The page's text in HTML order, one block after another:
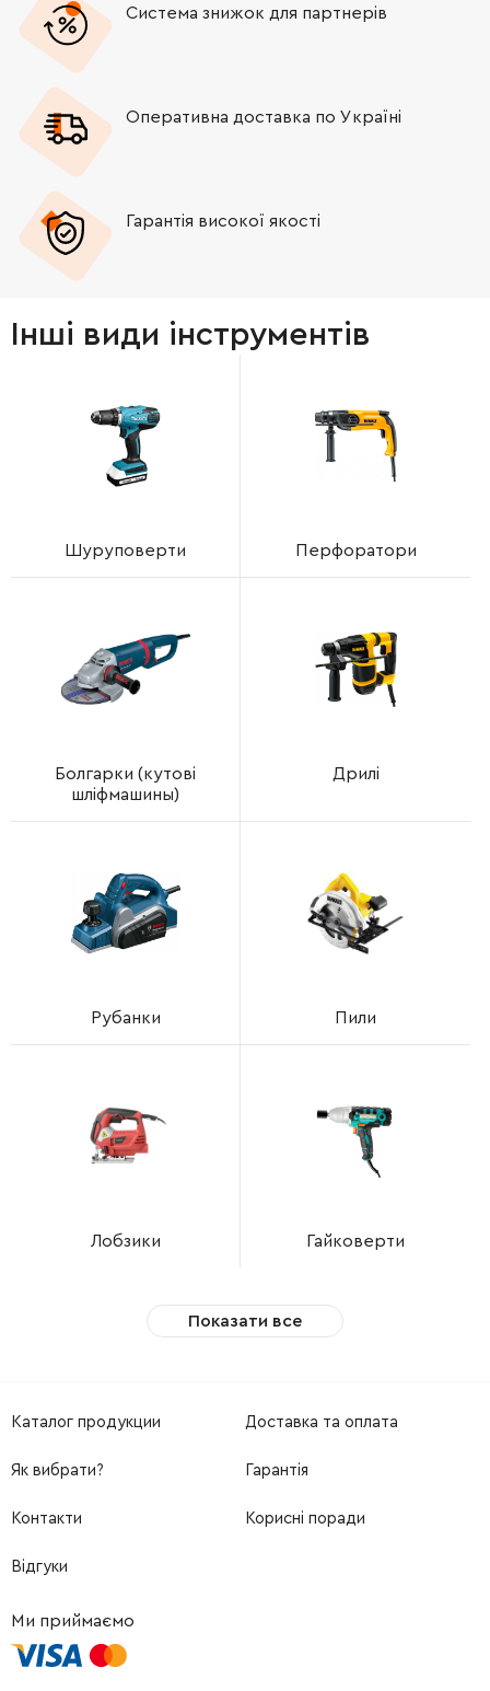
Система знижок для партнерів
Оперативна доставка по Україні
Гарантія високої якості
Інші види інструментів
Шуруповерти Перфоратори
Болгарки (кутові
шліфмашины)
Дрилі
Рубанки Пили
Лобзики Гайковерти
Показати все
Каталог продукции Доставка та оплата
Як вибрати? Гарантія
Контакти Корисні поради
Відгуки
Ми приймаємо